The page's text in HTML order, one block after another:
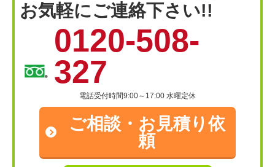
お気軽にご連絡下さい!!
0120-508-
327
電話受付時間9:00～17:00 水曜定休
ご相談・ お見積り依
頼